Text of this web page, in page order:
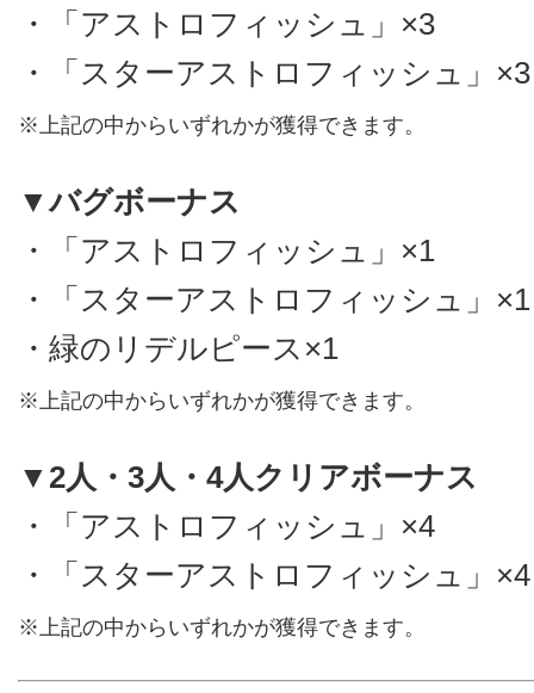
・「アストロフィッシュ」×3
・「スターアストロフィッシュ」×3
※上記の中からいずれかが獲得できます。
▼バグボーナス
・「アストロフィッシュ」×1
・「スターアストロフィッシュ」×1
・緑のリデルピース×1
※上記の中からいずれかが獲得できます。
▼2人・3人・4人クリアボーナス
・「アストロフィッシュ」×4
・「スターアストロフィッシュ」×4
※上記の中からいずれかが獲得できます。